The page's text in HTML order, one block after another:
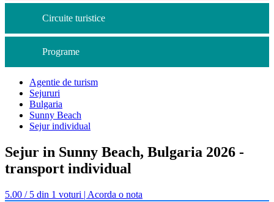
Circuite turistice
Programe
Agentie de turism
Sejururi
Bulgaria
Sunny Beach
Sejur individual
Sejur in Sunny Beach, Bulgaria 2026 -
transport individual
5.00 / 5 din 1 voturi | Acorda o nota